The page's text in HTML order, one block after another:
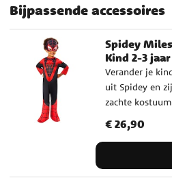
Bijpassende accessoires
Spidey
Kind 2-3 jaar
Verander je
uit Spidey en
zachte
pak heeft
Bevat een
Materiaal:
Prijs: € 26,90
€ 26,90